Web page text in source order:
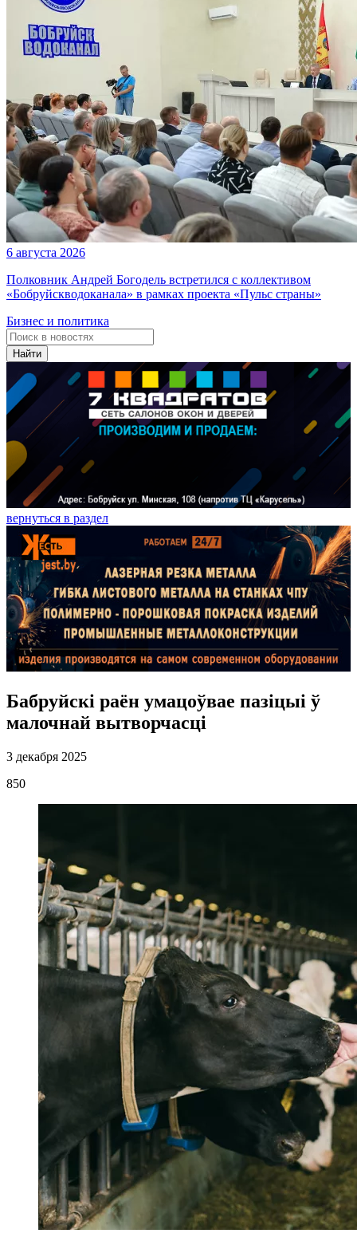
6 августа 2026
Полковник Андрей Богодель встретился с коллективом
«Бобруйскводоканала» в рамках проекта «Пульс страны»
Бизнес и политика
Найти
вернуться в раздел
Бабруйскі раён умацоўвае пазіцыі ў
малочнай вытворчасці
3 декабря 2025
850